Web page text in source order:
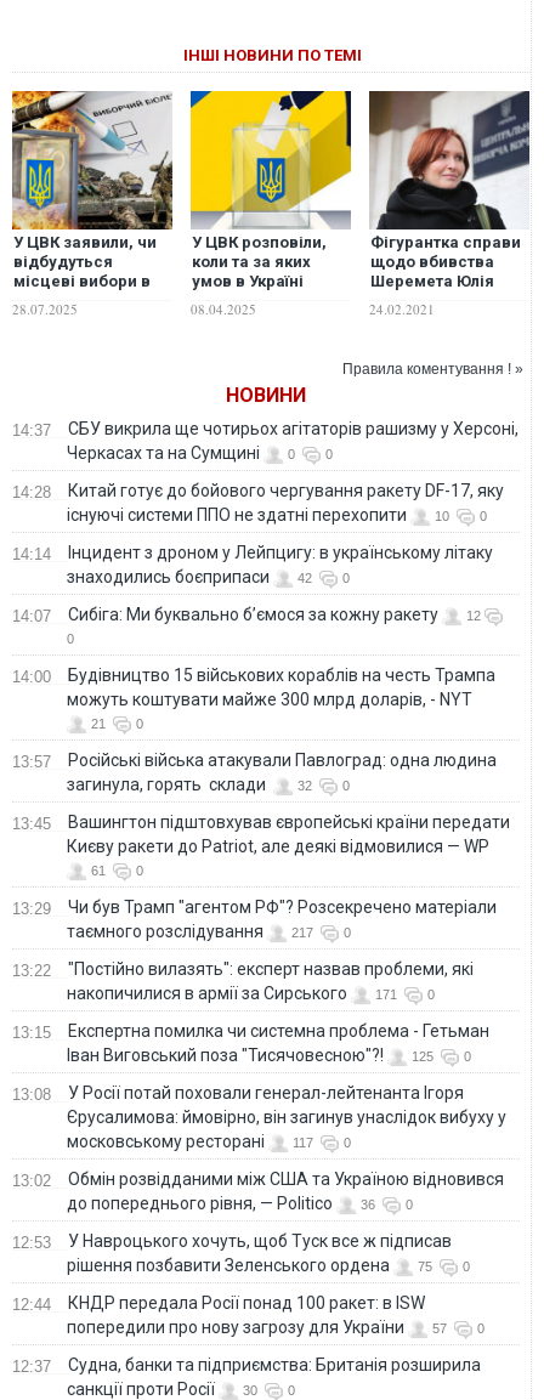
ІНШІ НОВИНИ ПО ТЕМІ
У ЦВК заявили, чи
відбудуться
місцеві вибори в
жовтні 2025 року
28.07.2025
У ЦВК розповіли,
коли та за яких
умов в Україні
можливі місцеві
вибори
08.04.2025
Фігурантка справи
щодо вбивства
Шеремета Юлія
Кузьменко йде в
Раду – подала
24.02.2021
Правила коментування ! »
НОВИНИ
14:37
СБУ викрила ще чотирьох агітаторів рашизму у Херсоні,
Черкасах та на Сумщині
0 0
14:28
Китай готує до бойового чергування ракету DF-17, яку
існуючі системи ППО не здатні перехопити
10 0
14:14
Інцидент з дроном у Лейпцигу: в українському літаку
знаходились боєприпаси
42 0
14:07 Сибіга: Ми буквально б’ємося за кожну ракету
12
0
14:00
Будівництво 15 військових кораблів на честь Трампа
можуть коштувати майже 300 млрд доларів, - NYT
21 0
13:57
Російські війська атакували Павлоград: одна людина
загинула, горять склади
32 0
13:45
Вашингтон підштовхував європейські країни передати
Києву ракети до Patriot, але деякі відмовилися — WP
61 0
13:29
Чи був Трамп "агентом РФ"? Розсекречено матеріали
таємного розслідування
217 0
13:22
"Постійно вилазять": експерт назвав проблеми, які
накопичилися в армії за Сирського
171 0
13:15
Eкспертна помилка чи системна проблема - Гетьман
Іван Виговський поза "Тисячовесною"?!
125 0
13:08
У Росії потай поховали генерал-лейтенанта Ігоря
Єрусалимова: ймовірно, він загинув унаслідок вибуху у
московському ресторані
117 0
13:02
Обмін розвідданими між США та Україною відновився
до попереднього рівня, — Politico
36 0
12:53
У Навроцького хочуть, щоб Туск все ж підписав
рішення позбавити Зеленського ордена
75 0
12:44
КНДР передала Росії понад 100 ракет: в ISW
попередили про нову загрозу для України
57 0
12:37
Судна, банки та підприємства: Британія розширила
санкції проти Росії
30 0